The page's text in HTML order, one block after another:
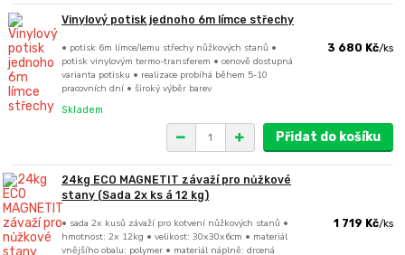
Vinylový potisk jednoho 6m límce střechy
• potisk 6m límce/lemu střechy nůžkových stanů •
potisk vinylovým termo-transferem • cenově dostupná
varianta potisku • realizace probíhá během 5-10
pracovních dní • široký výběr barev
3 680 Kč/ks
Skladem
Přidat do košíku
24kg ECO MAGNETIT závaží pro nůžkové
stany (Sada 2x ks á 12 kg)
• sada 2x kusů závaží pro kotvení nůžkových stanů •
hmotnost: 2x 12kg • velikost: 30x30x6cm • materiál
vnějšího obalu: polymer • materiál náplně: drcená
1 719 Kč/ks